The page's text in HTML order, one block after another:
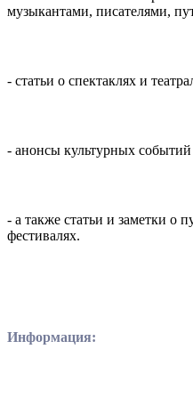
музыкантами, писателями,
- статьи о спектаклях и
- анонсы культурных событий
- а также статьи и заметки о
фестивалях.
Информация: